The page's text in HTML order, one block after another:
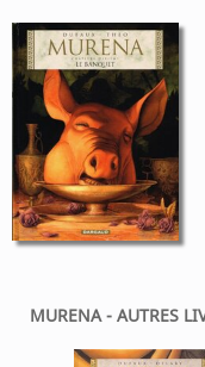
MURENA - AUTRES